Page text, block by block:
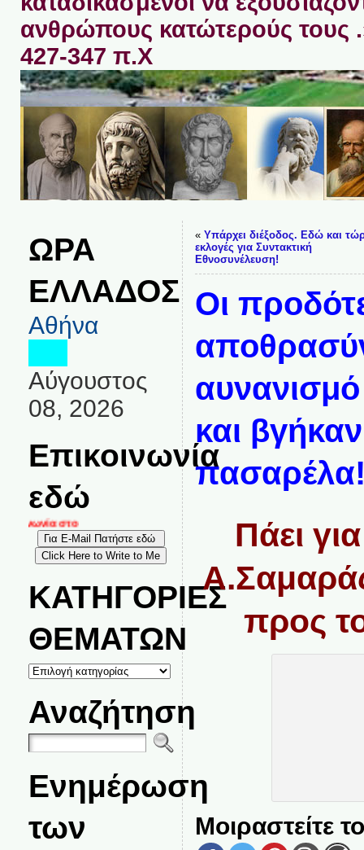
ανθρώπους κατώτερούς τους
427-347 π.Χ
ΩΡΑ
ΕΛΛΑΔΟΣ
Αθήνα
Αύγουστος
08, 2026
Επικοινωνία
εδώ
στο
ΚΑΤΗΓΟΡΙΕΣ
ΘΕΜΑΤΩΝ
ΚΑΤΗΓΟΡΙΕΣ
ΘΕΜΑΤΩΝ
Αναζήτηση
Ενημέρωση
των
« Υπάρχει διέξοδος. Εδώ και
εκλογές για Συντακτική
Εθνοσυνέλευση!
Οι
και
Πάει
προς
Μοιραστείτε